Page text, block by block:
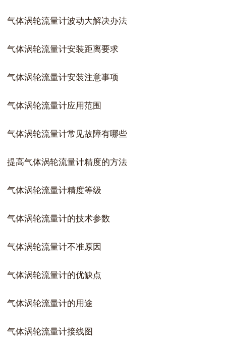
气体涡轮流量计波动大解决办法
气体涡轮流量计安装距离要求
气体涡轮流量计安装注意事项
气体涡轮流量计应用范围
气体涡轮流量计常见故障有哪些
提高气体涡轮流量计精度的方法
气体涡轮流量计精度等级
气体涡轮流量计的技术参数
气体涡轮流量计不准原因
气体涡轮流量计的优缺点
气体涡轮流量计的用途
气体涡轮流量计接线图